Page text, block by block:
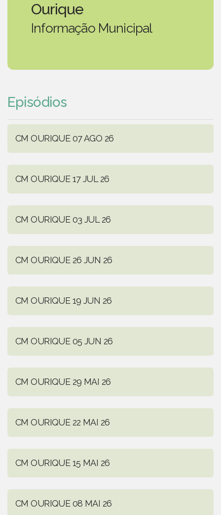
Ourique
Informação Municipal
Episódios
CM OURIQUE 07 AGO 26
CM OURIQUE 17 JUL 26
CM OURIQUE 03 JUL 26
CM OURIQUE 26 JUN 26
CM OURIQUE 19 JUN 26
CM OURIQUE 05 JUN 26
CM OURIQUE 29 MAI 26
CM OURIQUE 22 MAI 26
CM OURIQUE 15 MAI 26
CM OURIQUE 08 MAI 26